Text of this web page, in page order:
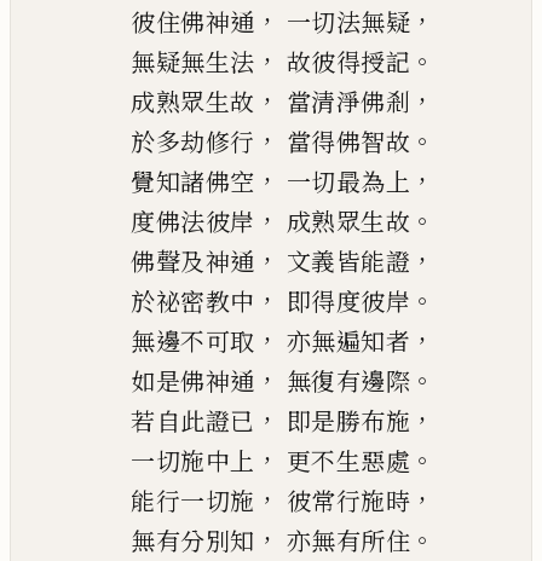
彼住佛神通 ， 一切法無疑 ，
無疑無生法 ， 故彼得授記 。
成熟眾生故 ， 當清淨佛剎 ，
於多劫修行 ， 當得佛智故 。
覺知諸佛空 ， 一切最為上 ，
度佛法彼岸 ， 成熟眾生故 。
佛聲及神通 ， 文義皆能證 ，
於祕密教中 ， 即得度彼岸 。
無邊不可取 ， 亦無遍知者 ，
如是佛神通 ， 無復有邊際 。
若自此證已 ， 即是勝布施 ，
一切施中上 ， 更不生惡處 。
能行一切施 ， 彼常行施時 ，
無有分別知 ， 亦無有所住 。